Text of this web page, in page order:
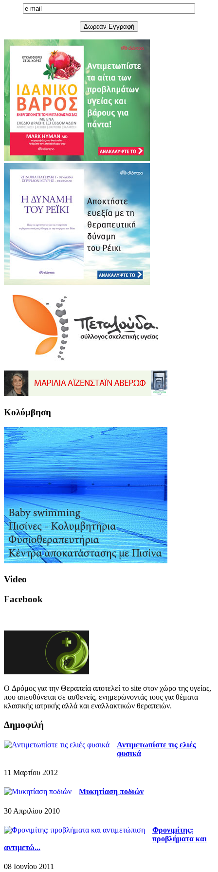
Κολύμβηση
Video
Facebook
O Δρόμος για την Θεραπεία αποτελεί το site στον χώρο της υγείας,
που απευθύνεται σε ασθενείς, ενημερώνοντάς τους για θέματα
κλασικής ιατρικής αλλά και εναλλακτικών θεραπειών.
Δημοφιλή
Αντιμετωπίστε τις ελιές
φυσικά
11 Μαρτίου 2012
Μυκητίαση ποδιών
30 Απριλίου 2010
Φρονιμίτης:
προβλήματα και
αντιμετώ...
08 Ιουνίου 2011